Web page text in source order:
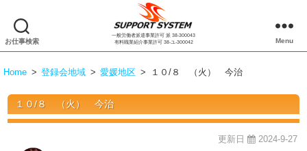
お仕事検索
株
式
会
サ
ー
一般労働者派遣事業許可 派 38-300043
有料職業紹介事業許可 38-ユ-300042
Menu
Home > 登録会地域 > 愛媛地区 > １０/８ （火） 今治
１０/８ （火） 今治
更新日 2024-9-27